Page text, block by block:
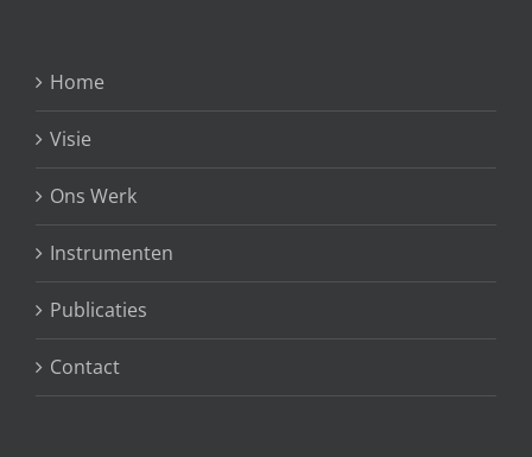
Home
Visie
Ons Werk
Instrumenten
Publicaties
Contact